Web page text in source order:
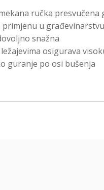
ručka presvučena
primjenu u građevinarstvu
snažna
osigurava
guranje po osi bušenja